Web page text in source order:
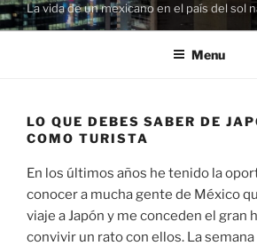
La vida de un mexicano en el país del sol
Menu
LO QUE DEBES SABER DE
COMO TURISTA
En los últimos años he tenido la
conocer a mucha gente de México
viaje a Japón y me conceden el gran
convivir un rato con ellos. La